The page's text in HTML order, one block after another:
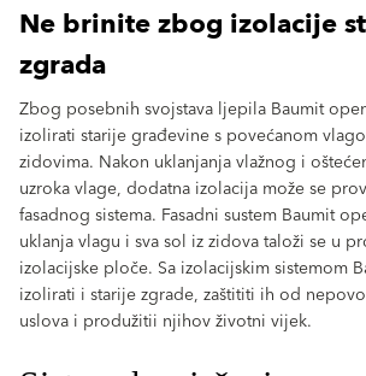
Ne brinite zbog izolacije
zgrada
Zbog posebnih svojstava ljepila Baumit
izolirati starije građevine s povećanom
zidovima. Nakon uklanjanja vlažnog i
uzroka vlage, dodatna izolacija može se
fasadnog sistema. Fasadni sustem Baumit
uklanja vlagu i sva sol iz zidova taloži se u
izolacijske ploče. Sa izolacijskim sistemom
izolirati i starije zgrade, zaštititi ih od
uslova i produžitii njihov životni vijek.